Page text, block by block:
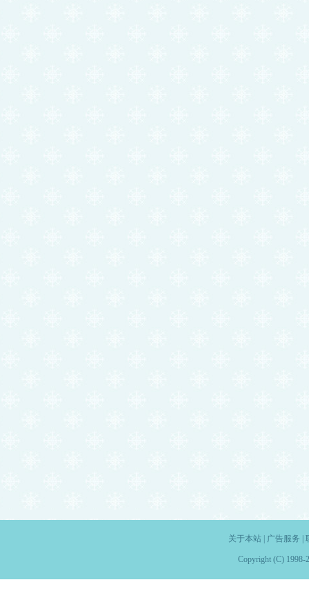
关于本站| 广告服务
Copyright (C) 1998-